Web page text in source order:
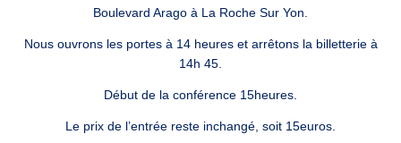
Boulevard Arago à La Roche Sur Yon.
Nous ouvrons les portes à 14 heures et arrêtons la billetterie à
14h 45.
Début de la conférence 15heures.
Le prix de l’entrée reste inchangé, soit 15euros.